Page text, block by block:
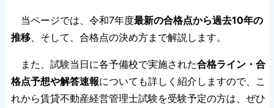
当ページでは、令和7年度最新の合格点から過去10年の
推移 、そして、合格点の決め方まで解説します。
また、試験当日に各予備校で実施された合格ライン・合
格点予想や解答速報についても詳しく紹介しますので、こ
れから賃貸不動産経営管理士試験を受験予定の方は、ぜひ